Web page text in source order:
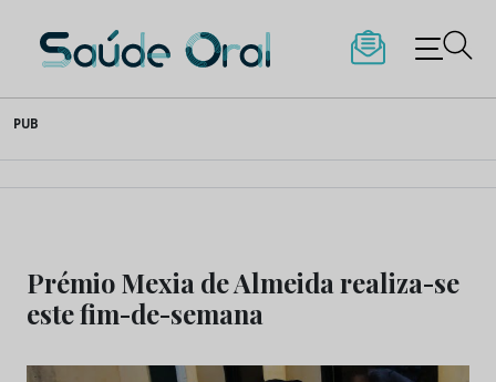
to
content
Saúde Oral
PUB
Prémio Mexia de Almeida realiza-se
este fim-de-semana